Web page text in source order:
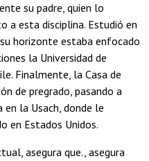
su padre, quien lo
a esta disciplina. Estudió en
horizonte estaba enfocado
la Universidad de
Finalmente, la Casa de
de pregrado, pasando a
la Usach, donde le
en Estados Unidos.
asegura que., asegura